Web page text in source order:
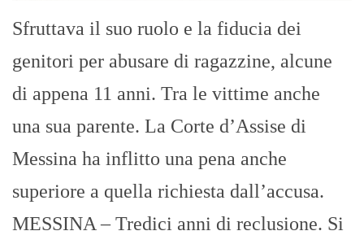
Sfruttava il suo ruolo e la fiducia dei
genitori per abusare di ragazzine, alcune
di appena 11 anni. Tra le vittime anche
una sua parente. La Corte d’Assise di
Messina ha inflitto una pena anche
superiore a quella richiesta dall’accusa.
MESSINA – Tredici anni di reclusione. Si